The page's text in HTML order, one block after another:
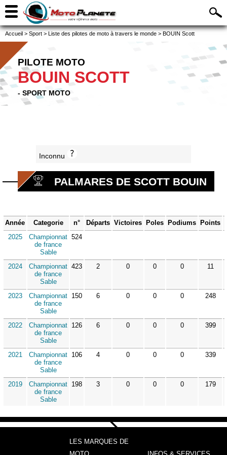
Accueil > Sport > Liste des pilotes de moto à travers le monde > BOUIN Scott
PILOTE MOTO
BOUIN SCOTT
- SPORT MOTO
Inconnu
PALMARES DE SCOTT BOUIN
Année Categorie n° Départs Victoires Poles Podiums Points
2025
Championnat
de france
Sable
524
2024
Championnat
de france
Sable
423 2 0 0 0 11
2023
Championnat
de france
Sable
150 6 0 0 0 248
2022
Championnat
de france
Sable
126 6 0 0 0 399
2021
Championnat
de france
Sable
106 4 0 0 0 339
2019
Championnat
de france
Sable
198 3 0 0 0 179
LES MARQUES DE